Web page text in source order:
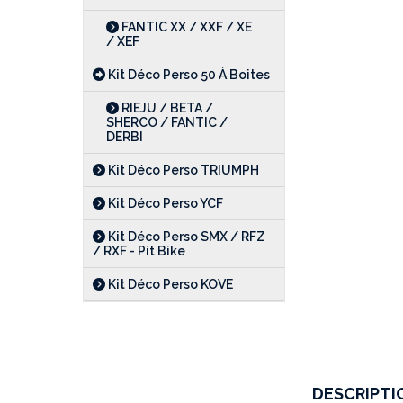
FANTIC XX / XXF / XE
/ XEF
Kit Déco Perso 50 À Boites
RIEJU / BETA /
SHERCO / FANTIC /
DERBI
Kit Déco Perso TRIUMPH
Kit Déco Perso YCF
Kit Déco Perso SMX / RFZ
/ RXF - Pit Bike
Kit Déco Perso KOVE